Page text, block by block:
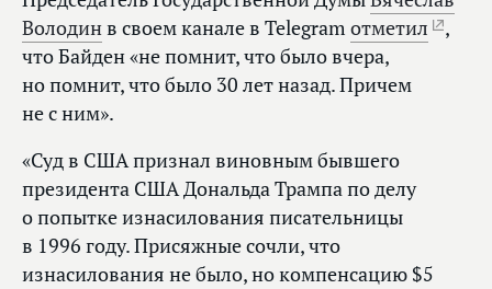
Володинв своем канале в Telegram отметил
,
что Байден «не помнит, что было вчера,
но помнит, что было 30 лет назад. Причем
не с ним».
«Суд в США признал виновным бывшего
президента США Дональда Трампа по делу
о попытке изнасилования писательницы
в 1996 году. Присяжные сочли, что
изнасилования не было, но компенсацию $5